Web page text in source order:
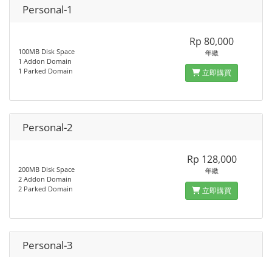
Personal-1
100MB Disk Space
1 Addon Domain
1 Parked Domain
Rp 80,000
年繳
立即購買
Personal-2
200MB Disk Space
2 Addon Domain
2 Parked Domain
Rp 128,000
年繳
立即購買
Personal-3